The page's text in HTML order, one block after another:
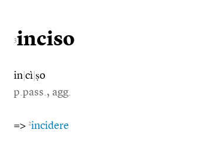
3inciso
in cì ṣo
p.pass., agg.
=> 2incidere